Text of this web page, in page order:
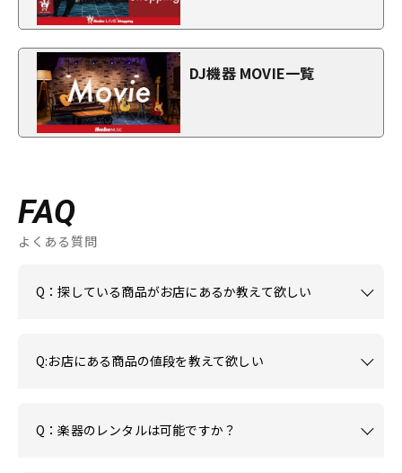
DJ機器 MOVIE一覧
FAQ
よくある質問
Q：探している商品がお店にあるか教えて欲しい
Q:お店にある商品の値段を教えて欲しい
Q：楽器のレンタルは可能ですか？